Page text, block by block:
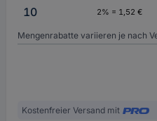
10
2% = 1,52 €
Mengenrabatte variieren je nach
Kostenfreier Versand mit